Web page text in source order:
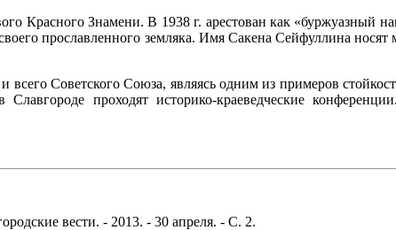
Красного Знамени. В 1938 г. арестован как «буржуазный
прославленного земляка. Имя Сакена Сейфуллина
Советского Союза, являясь одним из примеров
Славгороде проходят историко-краеведческие
вести. - 2013. - 30 апреля. - С. 2.